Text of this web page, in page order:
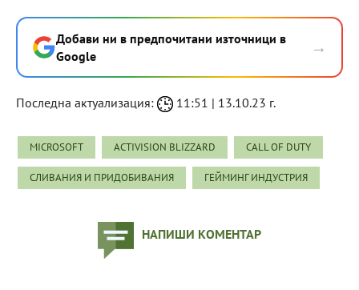
Добави ни в предпочитани източници в
Google
→
Последна актуализация: 11:51 | 13.10.23 г.
MICROSOFT ACTIVISION BLIZZARD CALL OF DUTY
СЛИВАНИЯ И ПРИДОБИВАНИЯ ГЕЙМИНГ ИНДУСТРИЯ
НАПИШИ КОМЕНТАР